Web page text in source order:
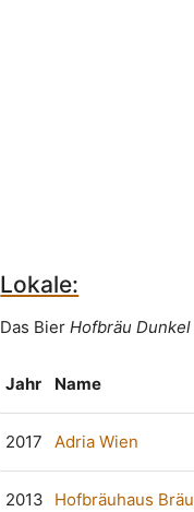
Lokale:
Das BierHofbräu Dunkel
Jahr Name
2017 Adria Wien
2013 Hofbräuhaus